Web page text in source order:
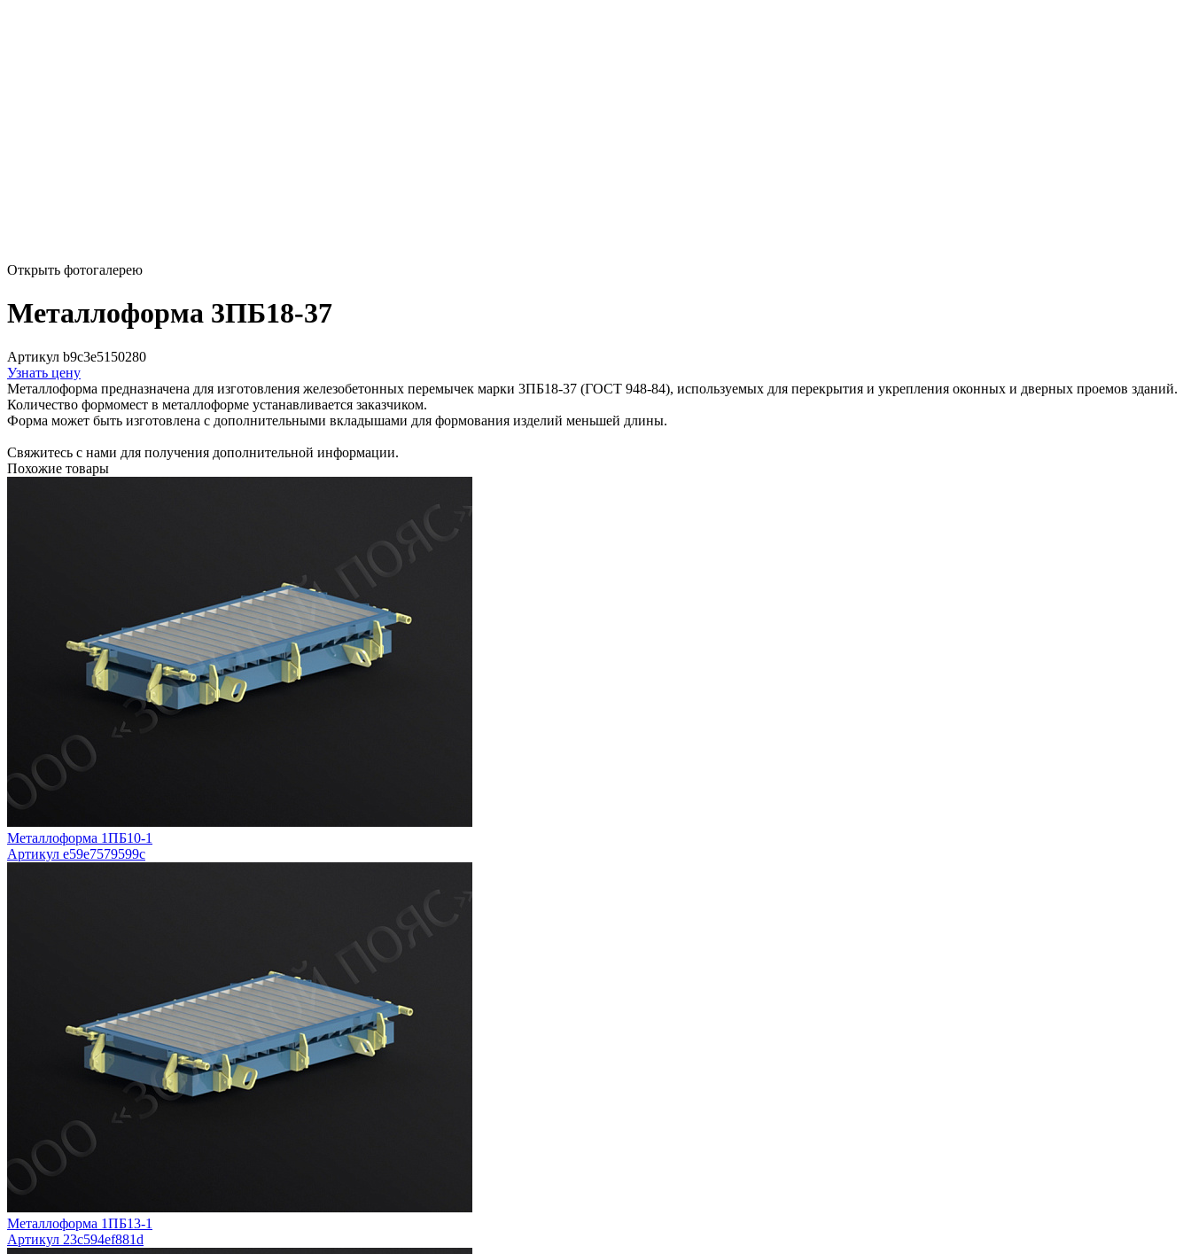
Открыть фотогалерею
Металлоформа 3ПБ18-37
Артикул b9c3e5150280
Узнать цену
Металлоформа предназначена для изготовления железобетонных перемычек марки 3ПБ18-37 (ГОСТ 948-84), используемых для перекрытия и укрепления оконных и дверных проемов зданий.
Количество формомест в металлоформе устанавливается заказчиком.
Форма может быть изготовлена с дополнительными вкладышами для формования изделий меньшей длины.
Свяжитесь с нами для получения дополнительной информации.
Похожие товары
Металлоформа 1ПБ10-1
Артикул e59e7579599c
Металлоформа 1ПБ13-1
Артикул 23c594ef881d